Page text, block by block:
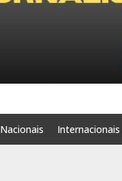
Nacionais Internacionais